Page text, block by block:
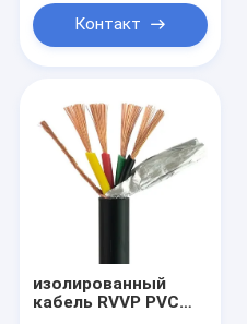
Контакт
изолированный
кабель RVVP PVC